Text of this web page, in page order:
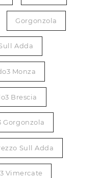
Gorgonzola
Adda
Monza
Brescia
Gorgonzola
Sull Adda
Vimercate